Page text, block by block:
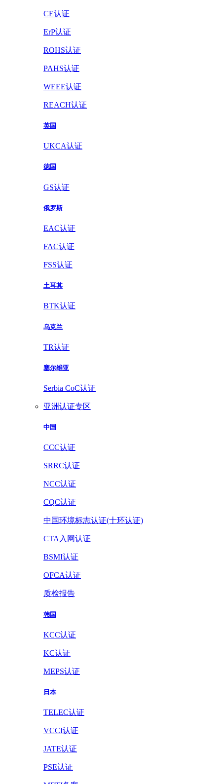
CE认证
ErP认证
ROHS认证
PAHS认证
WEEE认证
REACH认证
英国
UKCA认证
德国
GS认证
俄罗斯
EAC认证
FAC认证
FSS认证
土耳其
BTK认证
乌克兰
TR认证
塞尔维亚
Serbia CoC认证
亚洲认证专区
中国
CCC认证
SRRC认证
NCC认证
CQC认证
中国环境标志认证(十环认证)
CTA入网认证
BSMI认证
OFCA认证
质检报告
韩国
KCC认证
KC认证
MEPS认证
日本
TELEC认证
VCCI认证
JATE认证
PSE认证